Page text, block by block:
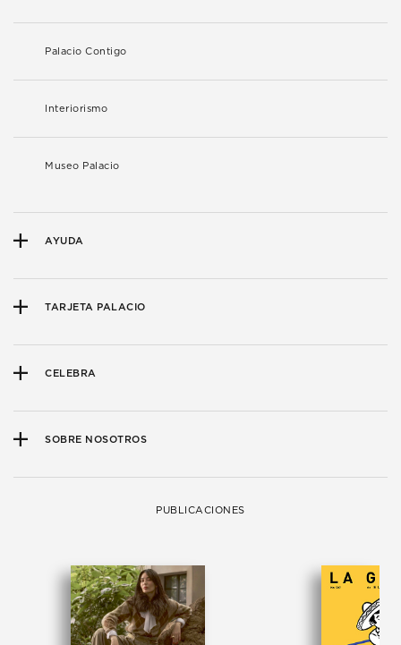
Palacio Contigo
Interiorismo
Museo Palacio
AYUDA
TARJETA PALACIO
CELEBRA
SOBRE NOSOTROS
PUBLICACIONES